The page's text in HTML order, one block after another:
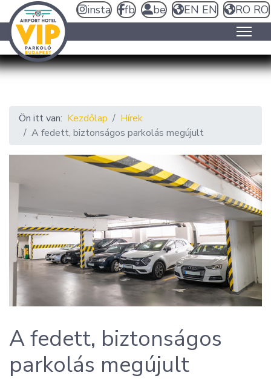
insta fb be EN EN RO RO
Ön itt van: Kezdőlap
Hírek
A fedett, biztonságos parkolás megújult
A fedett, biztonságos
parkolás megújult